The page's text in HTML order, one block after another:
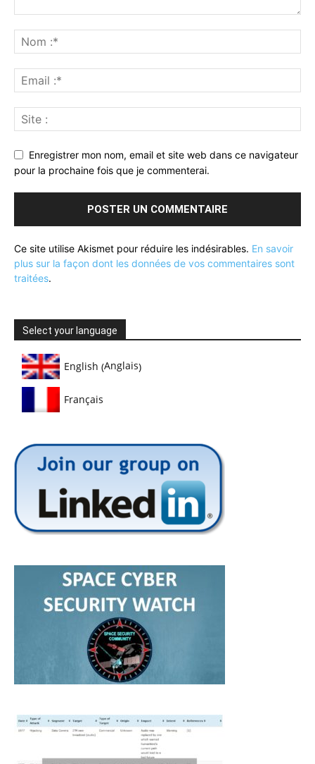
Enregistrer mon nom, email et site web dans ce navigateur
pour la prochaine fois que je commenterai.
Ce site utilise Akismet pour réduire les indésirables. En savoir
plus sur la façon dont les données de vos commentaires sont
traitées.
Select your language
English (Anglais)
Français